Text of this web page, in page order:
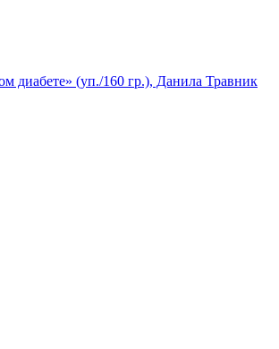
диабете» (уп./160 гр.), Данила Травник